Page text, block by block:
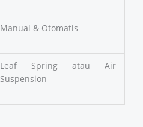
Manual & Otomatis
Leaf Spring atau Air
Suspension